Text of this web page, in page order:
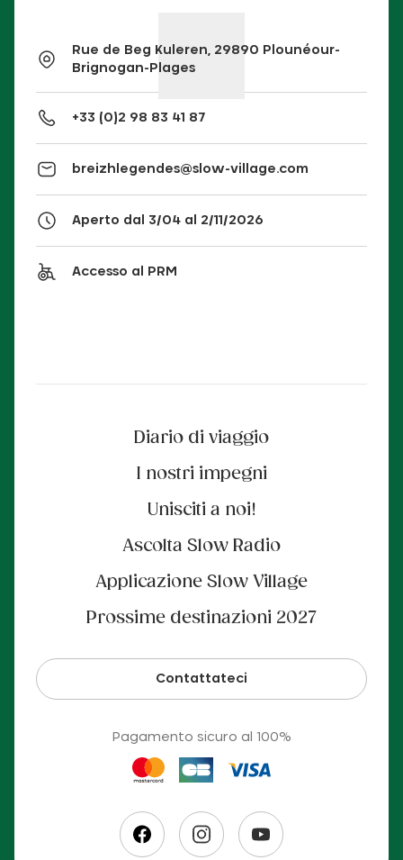
Rue de Beg Kuleren, 29890 Plounéour-
Brignogan-Plages
+33 (0)2 98 83 41 87
breizhlegendes@slow-village.com
Aperto dal 3/04 al 2/11/2026
Accesso al PRM
Diario di viaggio
I nostri impegni
Unisciti a noi!
Ascolta Slow Radio
Applicazione Slow Village
Prossime destinazioni 2027
Contattateci
Pagamento sicuro al 100%